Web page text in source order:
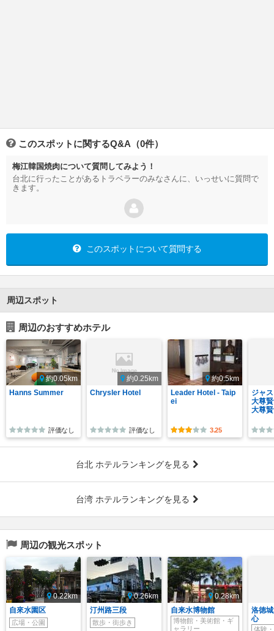
このスポットに関するQ&A（0件）
梅江韓国焼肉について質問してみよう！
台北に行ったことがあるトラベラーのみなさんに、いっせいに質問で
きます。
このスポットについて質問する
周辺スポット
周辺のおすすめホテル
約0.05km
Hanns Summer
評価なし
約0.25km
Chrysler Hotel
評価なし
約0.5km
Leader Hotel - Taip
ei
3.25
ジャ
大尊
大尊
台北 ホテルランキングを見る
台湾 ホテルランキングを見る
周辺の観光スポット
0.22km
自來水園区
広場・公園
0.26km
汀州路三段
散歩・街歩き
0.28km
自来水博物館
博物館・美術館・ギ
ャラリー
洛徳
心
体験